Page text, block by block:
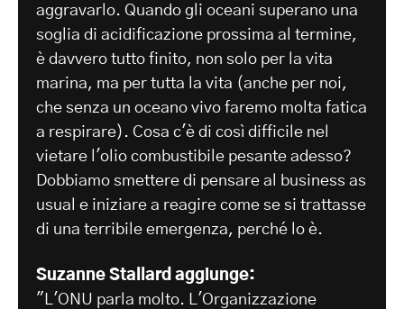
aggravarlo. Quando gli oceani superano una
soglia di acidificazione prossima al termine,
è davvero tutto finito, non solo per la vita
marina, ma per tutta la vita (anche per noi,
che senza un oceano vivo faremo molta fatica
a respirare). Cosa c'è di così difficile nel
vietare l'olio combustibile pesante adesso?
Dobbiamo smettere di pensare al business as
usual e iniziare a reagire come se si trattasse
di una terribile emergenza, perché lo è.
Suzanne Stallard aggiunge:
"L'ONU parla molto. L'Organizzazione